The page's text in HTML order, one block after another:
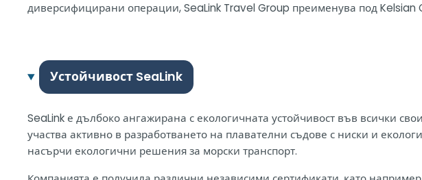
диверсифицирани операции, SeaLink Travel Group преименува под Kelsian
Устойчивост SeaLink
SeaLink е дълбоко ангажирана с екологичната устойчивост във всички
участва активно в разработването на плавателни съдове с ниски и
насърчи екологични решения за морски транспорт.